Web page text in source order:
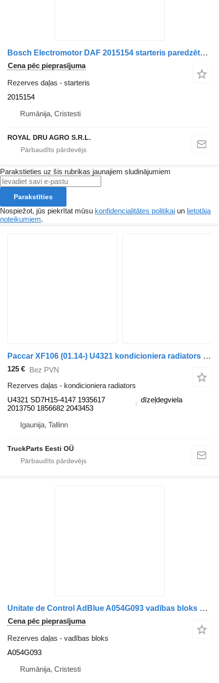
Bosch Electromotor DAF 2015154 starteris paredzēts Paccar 24V Bosch kravas automašīnas
Cena pēc pieprasījuma
Rezerves daļas - starteris
2015154
Rumānija, Cristesti
ROYAL DRU AGRO S.R.L.
Parakstieties uz šis rubrikas jaunajiem sludinājumiem
Parakstīties
Nospiežot, jūs piekrītat mūsu konfidencialitātes politikai un lietotāja
noteikumiem.
Paccar XF106 (01.14-) U4321 kondicioniera radiators paredzēts DAF XF106 (2014-) vilcēja
125 € Bez PVN
Rezerves daļas - kondicioniera radiators
U4321 SD7H15-4147 1935617
2013750 1856682 2043453
dīzeļdegviela
Igaunija, Tallinn
TruckParts Eesti OÜ
Unitate de Control AdBlue A054G093 vadības bloks paredzēts Paccar 2119174 kravas automašīnas
Cena pēc pieprasījuma
Rezerves daļas - vadības bloks
A054G093
Rumānija, Cristesti